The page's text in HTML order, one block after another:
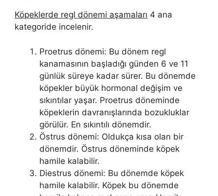
Köpeklerde regl dönemi aşamaları 4 ana
kategoride incelenir.
Proetrus dönemi: Bu dönem regl
kanamasının başladığı günden 6 ve 11
günlük süreye kadar sürer. Bu dönemde
köpekler büyük hormonal değişim ve
sıkıntılar yaşar. Proetrus döneminde
köpeklerin davranışlarında bozukluklar
görülür. En sıkıntılı dönemdir.
Östrus dönemi: Oldukça kısa olan bir
dönemdir. Östrus döneminde köpek
hamile kalabilir.
Diestrus dönemi: Bu dönemde köpek
hamile kalabilir. Köpek bu dönemde